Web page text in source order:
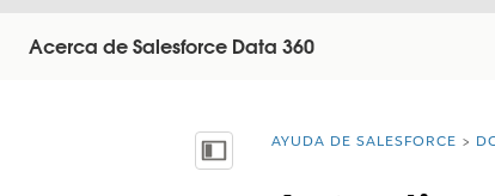
Acerca de Salesforce Data 360
Mostrar índice de materias
Usted está aquí:
AYUDA DE SALESFORCE